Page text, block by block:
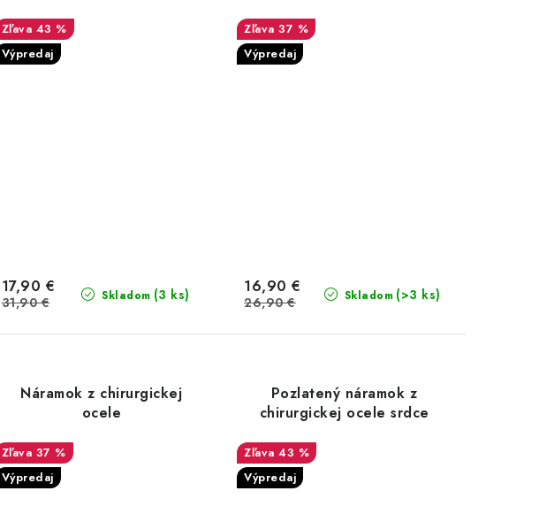
43 %
Výpredaj
Skladom (3 ks)
17,90 €
31,90 €
37 %
Výpredaj
Skladom (>3 ks)
16,90 €
26,90 €
Náramok z chirurgickej
ocele
37 %
Výpredaj
Pozlatený náramok z
chirurgickej ocele srdce
43 %
Výpredaj